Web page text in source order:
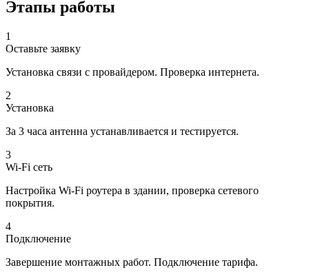
Этапы работы
1
Оставьте заявку
Установка связи с провайдером. Проверка интернета.
2
Установка
За 3 часа антенна устанавливается и тестируется.
3
Wi-Fi сеть
Настройка Wi-Fi роутера в здании, проверка сетевого
покрытия.
4
Подключение
Завершение монтажных работ. Подключение тарифа.